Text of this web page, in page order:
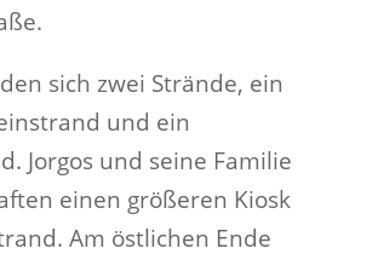
sich zwei Strände, ein
und ein
Jorgos und seine Familie
einen größeren Kiosk
Am östlichen Ende